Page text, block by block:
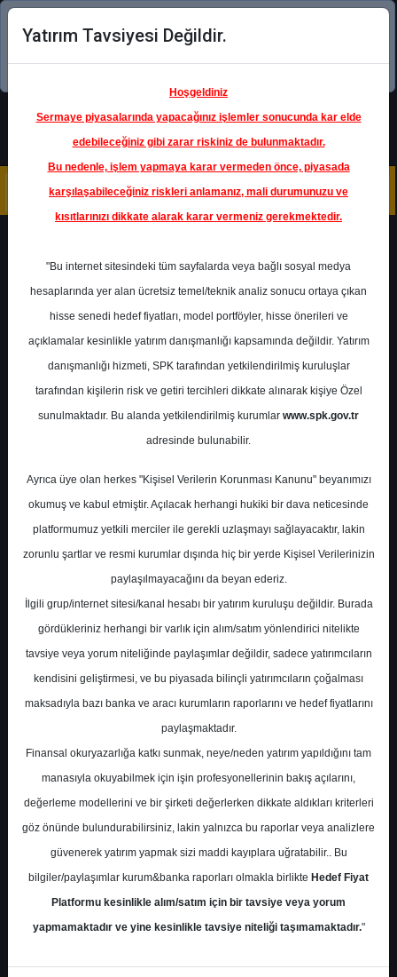
Şimdi uygulamayı indirin!
KRDMD- KARDEMİR KARABÜK
DEMİR ÇELİK (D)
Hedef Fiyat 48.04 ₺
Getiri
%0.00
0 0
En Yüksek Tahmin
Ortalama Fiyat Tahmini 49,54 ₺
Ortalama Getiri Potansiyeli %25.17
Kurum Sayısı
12
4 4
Paralel
Get.
3 1
Yatırım Tavsiyesi Değildir.
Hoşgeldiniz
Sermaye piyasalarında yapacağınız işlemler sonucunda kar elde
edebileceğiniz gibi zarar riskiniz de bulunmaktadır.
Bu nedenle, işlem yapmaya karar vermeden önce, piyasada
karşılaşabileceğiniz riskleri anlamanız, mali durumunuzu ve
kısıtlarınızı dikkate alarak karar vermeniz gerekmektedir.
"Bu internet sitesindeki tüm sayfalarda veya bağlı sosyal medya
hesaplarında yer alan ücretsiz temel/teknik analiz sonucu ortaya çıkan
hisse senedi hedef fiyatları, model portföyler, hisse önerileri ve
açıklamalar kesinlikle yatırım danışmanlığı kapsamında değildir. Yatırım
danışmanlığı hizmeti, SPK tarafından yetkilendirilmiş kuruluşlar
tarafından kişilerin risk ve getiri tercihleri dikkate alınarak kişiye Özel
sunulmaktadır. Bu alanda yetkilendirilmiş kurumlar www.spk.gov.tr
adresinde bulunabilir.
Ayrıca üye olan herkes "Kişisel Verilerin Korunması Kanunu" beyanımızı
okumuş ve kabul etmiştir. Açılacak herhangi hukiki bir dava neticesinde
platformumuz yetkili merciler ile gerekli uzlaşmayı sağlayacaktır, lakin
zorunlu şartlar ve resmi kurumlar dışında hiç bir yerde Kişisel Verilerinizin
paylaşılmayacağını da beyan ederiz.
İlgili grup/internet sitesi/kanal hesabı bir yatırım kuruluşu değildir. Burada
gördükleriniz herhangi bir varlık için alım/satım yönlendirici nitelikte
tavsiye veya yorum niteliğinde paylaşımlar değildir, sadece yatırımcıların
kendisini geliştirmesi, ve bu piyasada bilinçli yatırımcıların çoğalması
maksadıyla bazı banka ve aracı kurumların raporlarını ve hedef fiyatlarını
paylaşmaktadır.
Finansal okuryazarlığa katkı sunmak, neye/neden yatırım yapıldığını tam
manasıyla okuyabilmek için işin profesyonellerinin bakış açılarını,
değerleme modellerini ve bir şirketi değerlerken dikkate aldıkları kriterleri
göz önünde bulundurabilirsiniz, lakin yalnızca bu raporlar veya analizlere
güvenerek yatırım yapmak sizi maddi kayıplara uğratabilir.. Bu
bilgiler/paylaşımlar kurum&banka raporları olmakla birlikte Hedef Fiyat
Platformu kesinlikle alım/satım için bir tavsiye veya yorum
yapmamaktadır ve yine kesinlikle tavsiye niteliği taşımamaktadır."